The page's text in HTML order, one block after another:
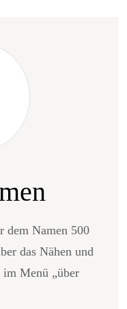
dem Namen 500
das Nähen und
Menü „über